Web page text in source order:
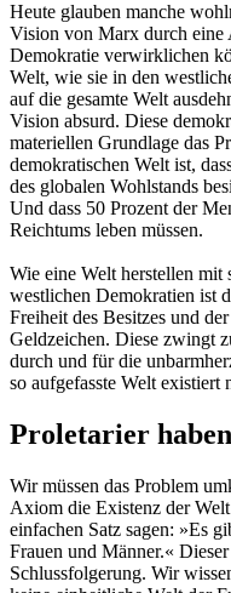
Heute glauben manche
Vision von Marx durch eine
Demokratie verwirklichen
Welt, wie sie in den
auf die gesamte Welt
Vision absurd. Diese
materiellen Grundlage das
demokratischen Welt ist,
des globalen Wohlstands
Und dass 50 Prozent der
Reichtums leben müssen.
Wie eine Welt herstellen
westlichen Demokratien ist
Freiheit des Besitzes und
Geldzeichen. Diese zwingt
durch und für die
so aufgefasste Welt existiert
Proletarier
Wir müssen das Problem
Axiom die Existenz der
einfachen Satz sagen: »Es
Frauen und Männer.«
Schlussfolgerung. Wir